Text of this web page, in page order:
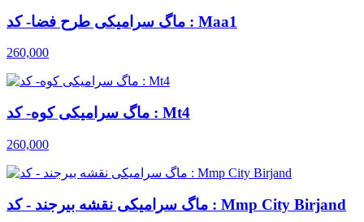
ماگ سرامیکی طرح فضا- کد : Maa1
260,000
ماگ سرامیکی کوه- کد : Mt4
260,000
ماگ سرامیکی نقشه بیرجند - کد : Mmp City Birjand